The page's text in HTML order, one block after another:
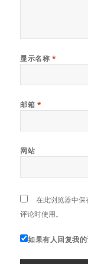
显示名称 *
邮箱 *
网站
在此浏览器中
评论时使用。
如果有人回复我